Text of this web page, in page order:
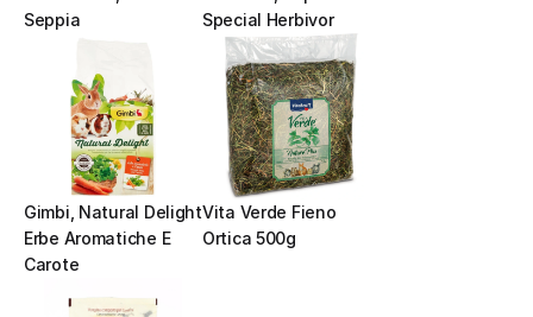
Seppia
Special Herbivor
Gimbi, Natural Delight
Erbe Aromatiche E
Carote
Vita Verde Fieno
Ortica 500g